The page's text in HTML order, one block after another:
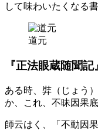
して味わいたくなる
道元
『正法眼蔵随聞記
ある時、弉（じょう
か、これ、不昧因果
師云はく、「不動因果